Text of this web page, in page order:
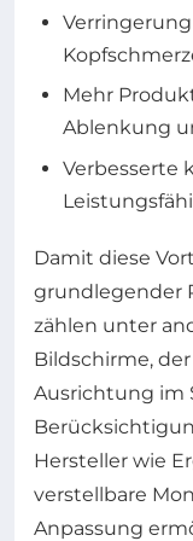
Mehr
Ablenkung
Verbesserte
Damit diese
grundlegender
zählen unter
Bildschirme,
Ausrichtung im
Hersteller wie
verstellbare
Anpassung